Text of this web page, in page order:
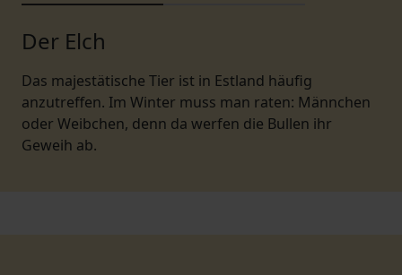
Der Elch
Das majestätische Tier ist in Estland häufig
anzutreffen. Im Winter muss man raten: Männchen
oder Weibchen, denn da werfen die Bullen ihr
Geweih ab.